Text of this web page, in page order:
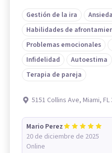
Gestión de la ira
Habilidades de
Problemas emocionales
Infidelidad
Autoestima
Terapia de pareja
5151 Collins Ave, Miami, FL
Mario Perez
20 de diciembre de 2025
Online